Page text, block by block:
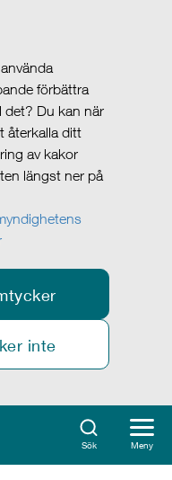
förbättra
det? Du kan när
återkalla ditt
av kakor
längst ner på
inte
Sök Meny